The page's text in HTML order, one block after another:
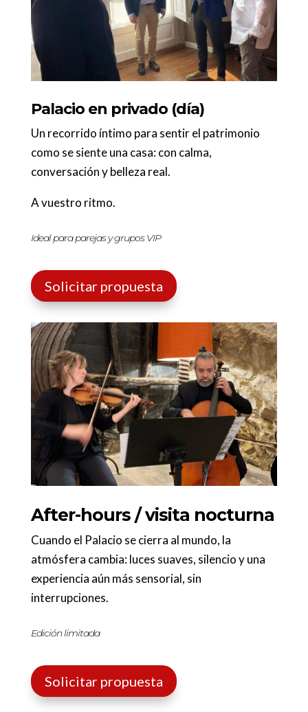
Palacio en privado (día)
Un recorrido íntimo para sentir el patrimonio
como se siente una casa: con calma,
conversación y belleza real.
A vuestro ritmo.
Ideal para parejas y grupos VIP
Solicitar propuesta
After-hours / visita nocturna
Cuando el Palacio se cierra al mundo, la
atmósfera cambia: luces suaves, silencio y una
experiencia aún más sensorial, sin
interrupciones.
Edición limitada
Solicitar propuesta